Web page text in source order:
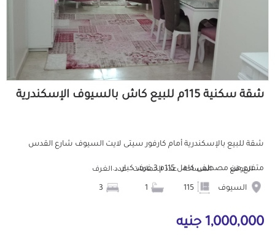
شقة سكنية 115م للبيع كاش بالسيوف الإسكندرية
شقة للبيع بالإسكندرية أمام كارفور سيتى لايت السيوف شارع القدس
متفرع من مصطفى كامل 115م 3 غرف كبار ...
الموقع
السيوف
المساحة عدد الحمامات عدد الغرف
1,000,000 جنيه